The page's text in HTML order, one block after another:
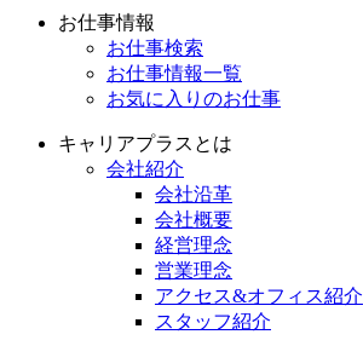
お仕事情報
お仕事検索
お仕事情報一覧
お気に入りのお仕事
キャリアプラスとは
会社紹介
会社沿革
会社概要
経営理念
営業理念
アクセス&オフィス紹介
スタッフ紹介